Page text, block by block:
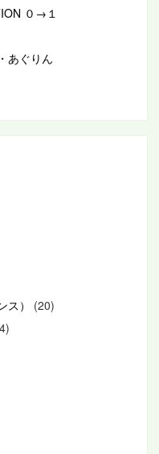
０→１
あぐりん
）
(20)